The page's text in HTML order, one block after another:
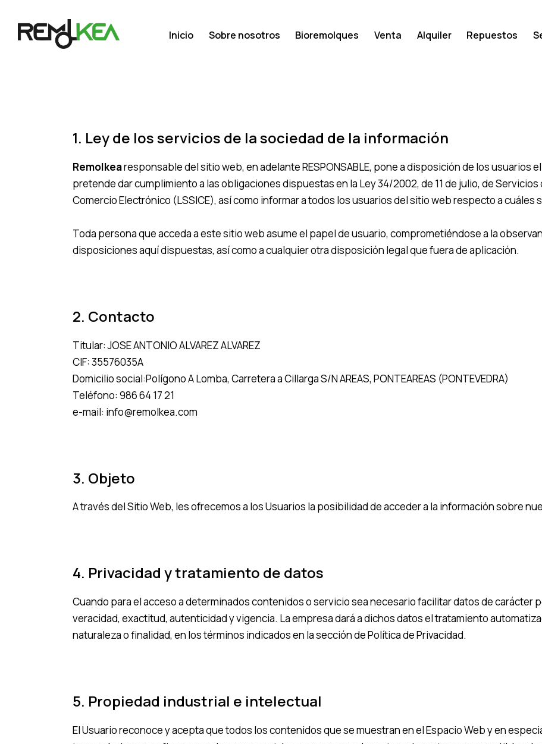
Inicio Sobre nosotros Bioremolques Venta Alquiler Repuestos
1. Ley de los servicios de la sociedad de la información
Remolkearesponsable del sitio web, en adelante RESPONSABLE, pone a disposición de los usuarios
pretende dar cumplimiento a las obligaciones dispuestas en la Ley 34/2002, de 11 de julio, de Servicios
Comercio Electrónico (LSSICE), así como informar a todos los usuarios del sitio web respecto a cuáles
Toda persona que acceda a este sitio web asume el papel de usuario, comprometiéndose a la
disposiciones aquí dispuestas, así como a cualquier otra disposición legal que fuera de aplicación.
2. Contacto
Titular: JOSE ANTONIO ALVAREZ ALVAREZ
CIF: 35576035A
Domicilio social:Polígono A Lomba, Carretera a Cillarga S/N AREAS, PONTEAREAS (PONTEVEDRA)
Teléfono: 986 64 17 21
e-mail: info@remolkea.com
3. Objeto
A través del Sitio Web, les ofrecemos a los Usuarios la posibilidad de acceder a la información sobre
4. Privacidad y tratamiento de datos
Cuando para el acceso a determinados contenidos o servicio sea necesario facilitar datos de carácter
veracidad, exactitud, autenticidad y vigencia. La empresa dará a dichos datos el tratamiento
naturaleza o finalidad, en los términos indicados en la sección de Política de Privacidad.
5. Propiedad industrial e intelectual
El Usuario reconoce y acepta que todos los contenidos que se muestran en el Espacio Web y en